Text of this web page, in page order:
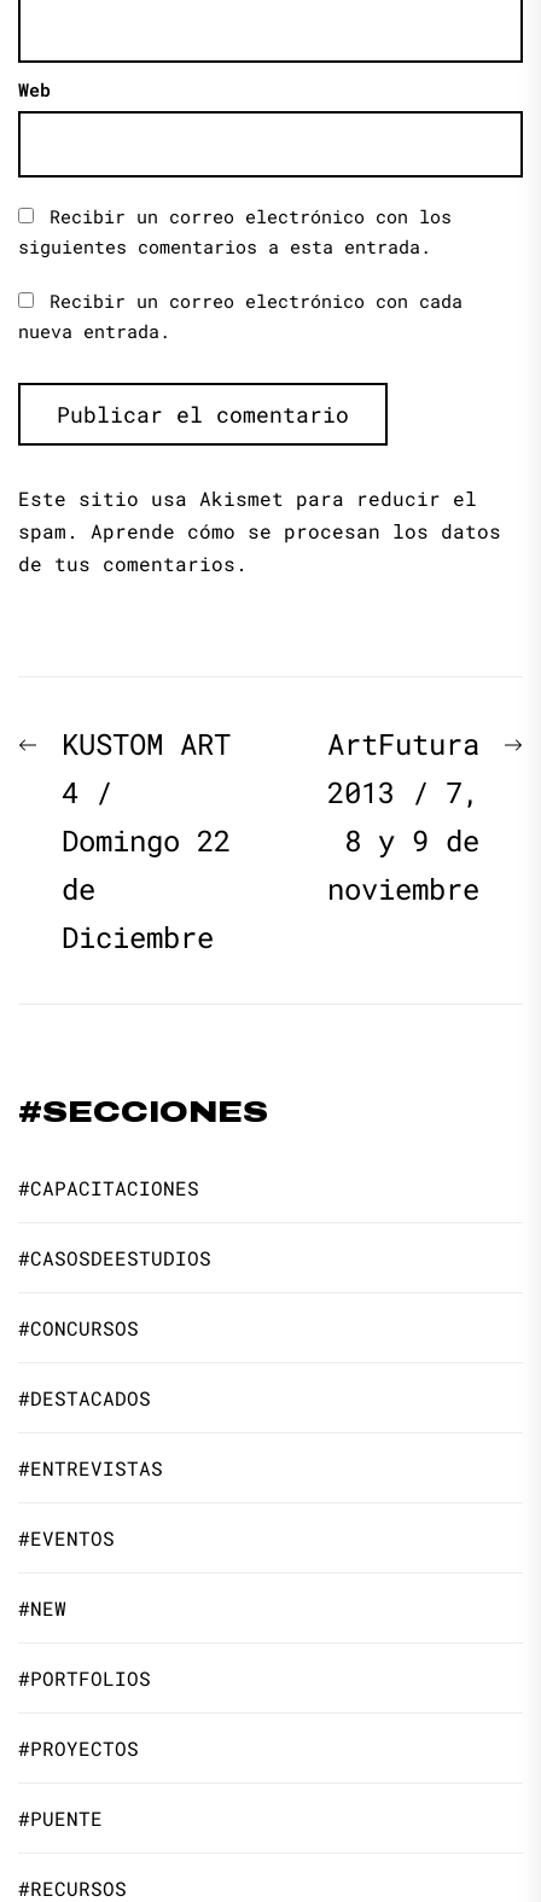
Web
Recibir un correo electrónico con los
siguientes comentarios a esta entrada.
Recibir un correo electrónico con cada
nueva entrada.
Este sitio usa Akismet para reducir el
spam. Aprende cómo se procesan los datos
de tus comentarios.
Navegación
de
entradas
Previous
post:
KUSTOM ART
4 /
Domingo 22
de
Diciembre
ArtFutura
2013 / 7,
8 y 9 de
noviembre
#SECCIONES
#CAPACITACIONES
#CASOSDEESTUDIOS
#CONCURSOS
#DESTACADOS
#ENTREVISTAS
#EVENTOS
#NEW
#PORTFOLIOS
#PROYECTOS
#PUENTE
#RECURSOS